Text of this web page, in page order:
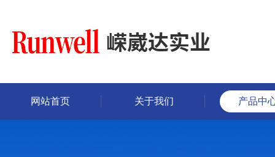
网站首页 关于我们 产品中